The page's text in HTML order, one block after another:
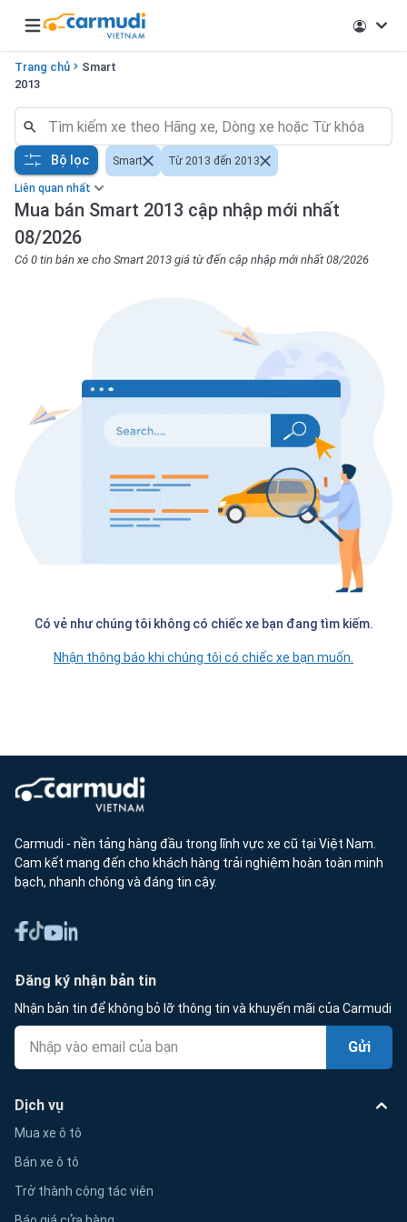
Open main menu
Trang chủ
Smart
2013
Liên quan nhất
Mua bán Smart 2013 cập nhập mới nhất
08/2026
Có 0 tin bán xe cho Smart 2013 giá từ đến cập nhập mới nhất 08/2026
Bộ lọc Smart Từ 2013 đến 2013
Có vẻ như chúng tôi không có chiếc xe bạn đang tìm kiếm.
Nhận thông báo khi chúng tôi có chiếc xe bạn muốn.
Carmudi - nền tảng hàng đầu trong lĩnh vực xe cũ tại Việt Nam.
Cam kết mang đến cho khách hàng trải nghiệm hoàn toàn minh
bạch, nhanh chóng và đáng tin cậy.
Đăng ký nhận bản tin
Nhận bản tin để không bỏ lỡ thông tin và khuyến mãi của Carmudi
Gửi
Dịch vụ
Mua xe ô tô
Bán xe ô tô
Trở thành cộng tác viên